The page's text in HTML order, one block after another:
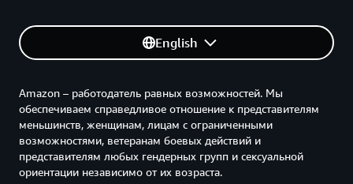
English
Amazon – работодатель равных возможностей. Мы
обеспечиваем справедливое отношение к представителям
меньшинств, женщинам, лицам с ограниченными
возможностями, ветеранам боевых действий и
представителям любых гендерных групп и сексуальной
ориентации независимо от их возраста.